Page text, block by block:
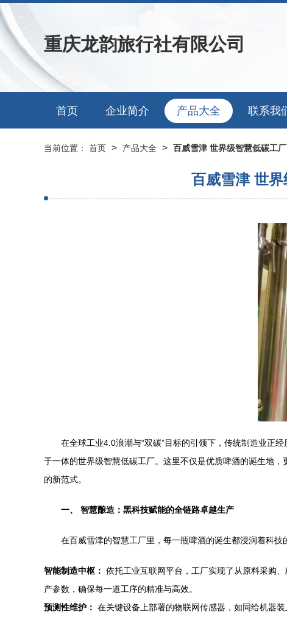
重庆龙韵旅行社有限公司
首页 企业简介 产品大全 联系我
当前位置： 首页 > 产品大全 > 百威雪津 世界级智慧低碳工
百威雪津 世
在全球工业4.0浪潮与“双碳”目标的引领下，传统制造业正
于一体的世界级智慧低碳工厂。这里不仅是优质啤酒的诞生地
的新范式。
一、 智慧酿造：黑科技赋能的全链路卓越生产
在百威雪津的智慧工厂里，每一瓶啤酒的诞生都浸润着科技
智能制造中枢： 依托工业互联网平台，工厂实现了从原料采购
产参数，确保每一道工序的精准与高效。
预测性维护： 在关键设备上部署的物联网传感器，如同给机器